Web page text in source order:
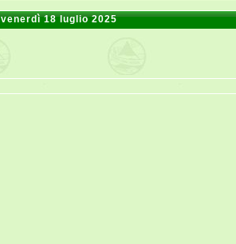
venerdì 18 luglio 2025